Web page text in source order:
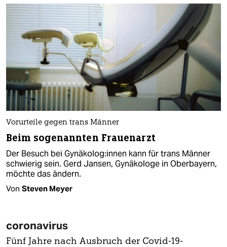
Vorurteile gegen trans Männer
Beim sogenannten Frauenarzt
Der Besuch bei Gynäkolog:innen kann für trans Männer
schwierig sein. Gerd Jansen, Gynäkologe in Oberbayern,
möchte das ändern.
Von Steven Meyer
coronavirus
Fünf Jahre nach Ausbruch der Covid-19-